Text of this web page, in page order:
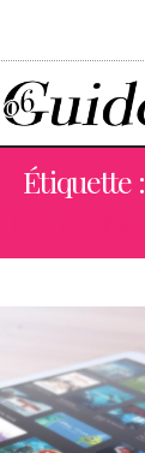
Étiquette :